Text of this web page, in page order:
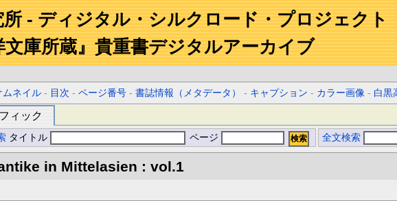
所 - ディジタル・シルクロード・プロジェクト
文庫所蔵』貴重書デジタルアーカイブ
ムネイル - 目次 -ページ番号 -書誌情報（メタデータ） - キャプション - カラー画像 - 白黒
ィック
タイトル ページ 全文検索
in Mittelasien : vol.1